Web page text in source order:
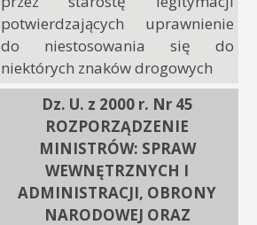
potwierdzających uprawnienie
do niestosowania się do
niektórych znaków drogowych
Dz. U. z 2000 r. Nr 45
ROZPORZĄDZENIE
MINISTRÓW: SPRAW
WEWNĘTRZNYCH I
ADMINISTRACJI, OBRONY
NARODOWEJ ORAZ